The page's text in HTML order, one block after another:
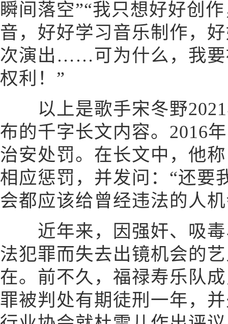
瞬间落空”“我只想好好创
音，好好学习音乐制作，
次演出……可为什么，我要
权利！”
以上是歌手宋冬野2021
布的千字长文内容。2016
治安处罚。在长文中，他
相应惩罚，并发问：“还要
会都应该给曾经违法的人
近年来，因强奸、吸毒
法犯罪而失去出镜机会的
在。前不久，福禄寿乐队
罪被判处有期徒刑一年，